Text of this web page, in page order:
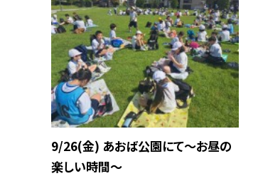
9/26(金) あおば公園にて〜お昼の
楽しい時間〜